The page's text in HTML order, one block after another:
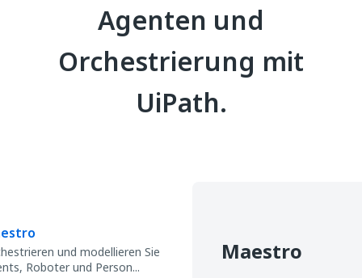
Agenten und
Orchestrierung mit
UiPath.
und modellieren Sie
Roboter und Person...
Maestro